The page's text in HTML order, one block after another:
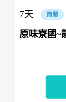
團體
7天
原味寮國